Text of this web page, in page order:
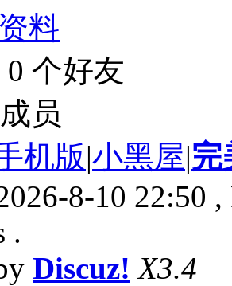
料
0 个好友
员
机版|小黑屋|完
8-10 22:50 ,
.
Discuz! X3.4